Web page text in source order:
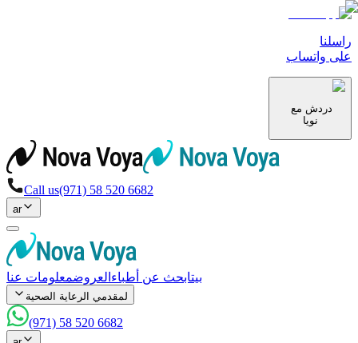
راسلنا
على واتساب
دردش مع
نويا
Call us(971) 58 520 6682
ar
بيتابحث عن أطباء العروضمعلومات عنا
لمقدمي الرعاية الصحية
(971) 58 520 6682